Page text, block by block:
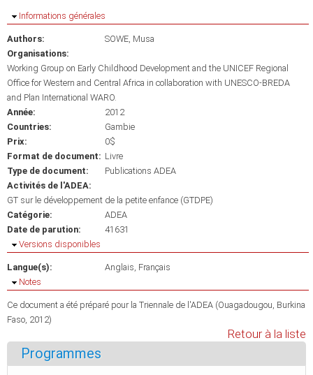
Masquer
Informations générales
Authors:
SOWE, Musa
Organisations:
Working Group on Early Childhood Development and the UNICEF Regional
Office for Western and Central Africa in collaboration with UNESCO-BREDA
and Plan International WARO.
Année:
2012
Countries:
Gambie
Prix:
0$
Format de document: Livre
Type de document:
Publications ADEA
Activités de l'ADEA:
GT sur le développement de la petite enfance (GTDPE)
Catégorie:
ADEA
Date de parution:
41631
Masquer
Versions disponibles
Langue(s): Anglais Français
Masquer
Notes
Ce document a été préparé pour la Triennale de l'ADEA (Ouagadougou, Burkina
Faso, 2012)
Retour à la liste
Programmes